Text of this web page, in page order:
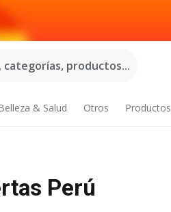
categorías, productos...
& Salud Otros Productos
Perú